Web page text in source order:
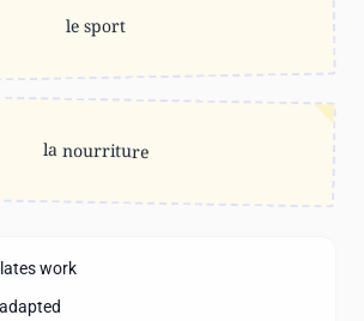
le sport
la nourriture
work